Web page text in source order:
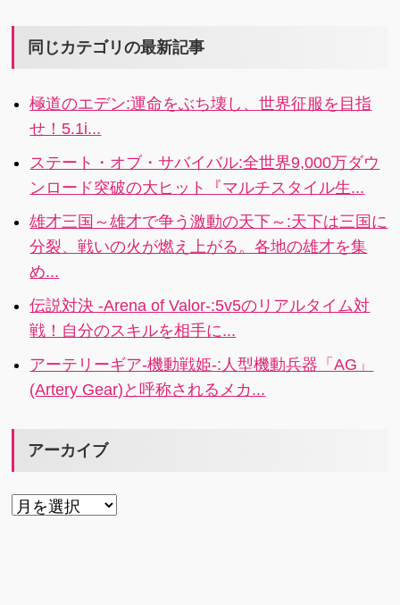
らにお得にな
セールの「ウ
ォッチリス
ト」機能！登
録すると開始
前にプッシュ
通知が受けら
れる！i
マッチングア
同じカテゴリの最新記事
極道のエデン:運命をぶち壊し、世界征服を目指
せ！5.1i...
ステート・オブ・サバイバル:全世界9,000万ダウ
ンロード突破の大ヒット『マルチスタイル生...
雄才三国～雄才で争う激動の天下～:天下は三国に
分裂、戦いの火が燃え上がる。各地の雄才を集
め...
伝説対決 -Arena of Valor-:5v5のリアルタイム対
戦！自分のスキルを相手に...
アーテリーギア-機動戦姫-:人型機動兵器「AG」
(Artery Gear)と呼称されるメカ...
アーカイブ
ア